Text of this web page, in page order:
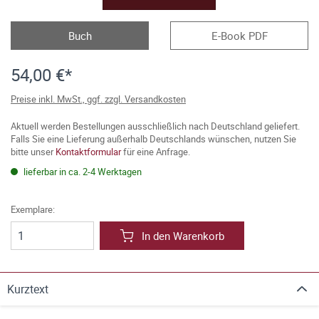
Buch E-Book PDF
54,00 €*
Preise inkl. MwSt., ggf. zzgl. Versandkosten
Aktuell werden Bestellungen ausschließlich nach Deutschland geliefert.
Falls Sie eine Lieferung außerhalb Deutschlands wünschen, nutzen Sie
bitte unserKontaktformularfür eine Anfrage.
lieferbar in ca. 2-4 Werktagen
Exemplare:
In den Warenkorb
Kurztext